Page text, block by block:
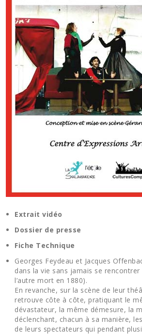
Extrait vidéo
Dossier de presse
Fiche Technique
Georges Feydeau et Jacques
dans la vie sans jamais se rencontrer
l’autre mort en 1880).
En revanche, sur la scène de leur
retrouve côte à côte, pratiquant le
dévastateur, la même démesure, la
déclenchant, chacun à sa manière,
de leurs spectateurs qui pendant